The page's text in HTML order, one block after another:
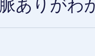
ありがわ